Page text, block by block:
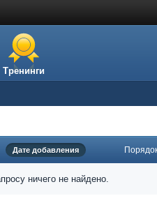
Тренинги
Дате добавления
ничего не найдено.